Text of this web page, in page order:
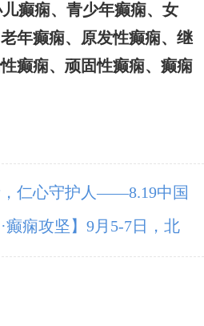
癫痫、青少年癫痫、女
年癫痫、原发性癫痫、继
癫痫、顽固性癫痫、癫痫
仁心守护人——8.19中国
队
·癫痫攻坚】9月5-7日，北
立春博士成都公益会诊，